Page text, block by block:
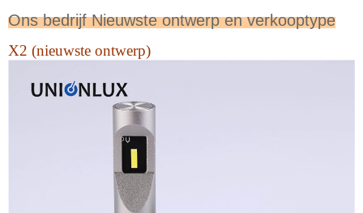
Ons bedrijf Nieuwste ontwerp en verkooptype
X2 (nieuwste ontwerp)